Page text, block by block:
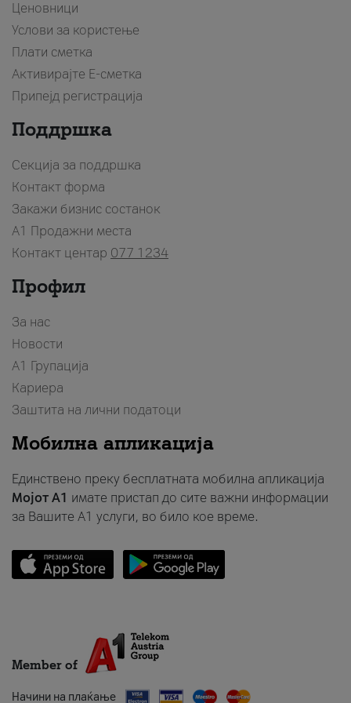
Ценовници
Услови за користење
Плати сметка
Активирајте Е-сметка
Припејд регистрација
Поддршка
Секција за поддршка
Контакт форма
Закажи бизнис состанок
A1 Продажни места
Контакт центар 077 1234
Профил
За нас
Новости
А1 Групација
Кариера
Заштита на лични податоци
Мобилна апликација
Единствено преку бесплатната мобилна апликација
Мојот A1 имате пристап до сите важни информации
за Вашите A1 услуги, во било кое време.
Member of
Начини на плаќање